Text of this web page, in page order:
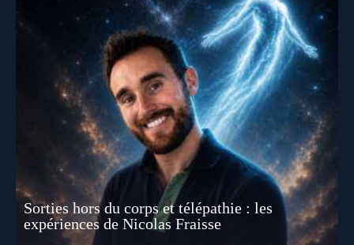
Sorties hors du corps et télépathie : les
expériences de Nicolas Fraisse